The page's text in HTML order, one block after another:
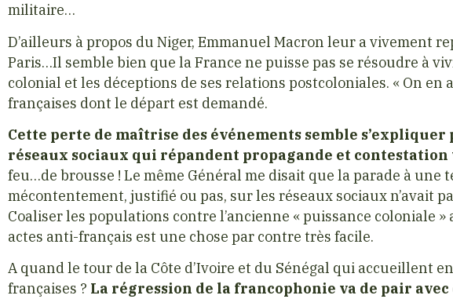
militaire…
D’ailleurs à propos du Niger, Emmanuel Macron leur a vivement
Paris…Il semble bien que la France ne puisse pas se résoudre à
colonial et les déceptions de ses relations postcoloniales. « On en
françaises dont le départ est demandé.
Cette perte de maîtrise des événements semble
réseaux sociaux qui répandent propagande et
feu…de brousse ! Le même Général me disait que la parade à une
mécontentement, justifié ou pas, sur les réseaux sociaux n’avait
Coaliser les populations contre l’ancienne « puissance coloniale »
actes anti-français est une chose par contre très facile.
A quand le tour de la Côte d’Ivoire et du Sénégal qui accueillent
françaises ? La régression de la francophonie va de pair